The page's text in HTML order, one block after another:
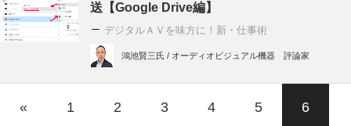
送【Google Drive編】
デジタルＡＶを味方に！新・仕事術
鴻池賢三氏 / オーディオビジュアル機器 評論家
« 1 2 3 4 5 6